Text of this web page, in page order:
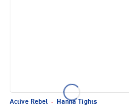
Active Rebel ·
Hanna Tights